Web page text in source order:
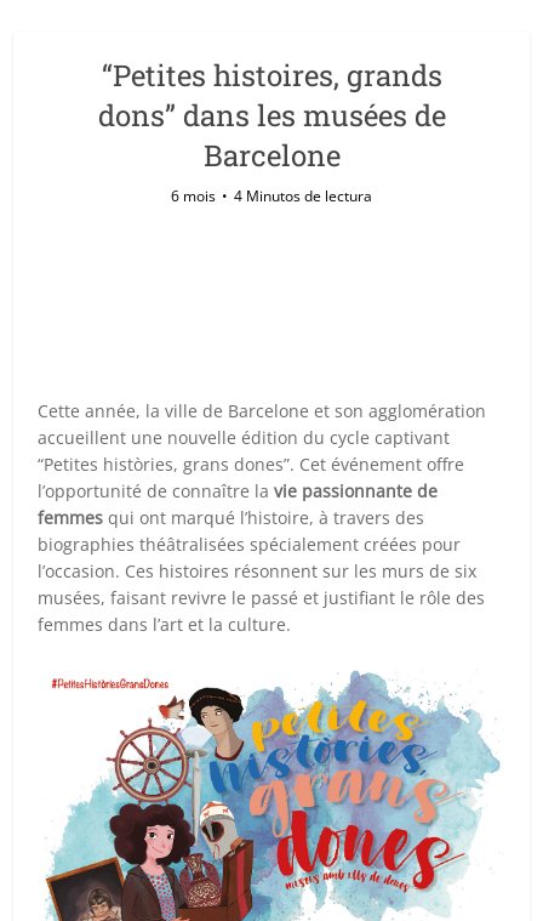
“Petites histoires, grands
dons” dans les musées de
Barcelone
6 mois 4 Minutos de lectura
Cette année, la ville de Barcelone et son agglomération
accueillent une nouvelle édition du cycle captivant
“Petites històries, grans dones”. Cet événement offre
l’opportunité de connaître lavie passionnante de
femmes qui ont marqué l’histoire, à travers des
biographies théâtralisées spécialement créées pour
l’occasion. Ces histoires résonnent sur les murs de six
musées, faisant revivre le passé et justifiant le rôle des
femmes dans l’art et la culture.